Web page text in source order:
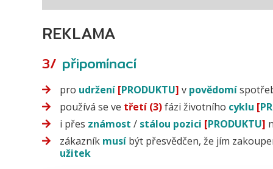
REKLAMA
3/ připomínací
pro udržení [PRODUKTU] v povědomí
používá se ve třetí (3)fázi životního cyklu [
i přes známost / stálou pozici [PRODUKTU]
zákazník musíbýt přesvědčen, že jím
užitek